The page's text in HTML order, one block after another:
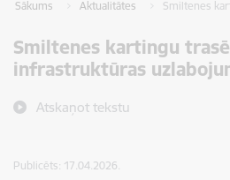
Sākums Aktualitātes Smiltenes
Smiltenes kartingu
infrastruktūras
Atskaņot tekstu
Publicēts: 17.04.2026.